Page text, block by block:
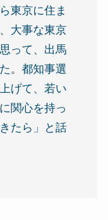
東京に住ま
大事な東京
って、出馬
。都知事選
げて、若い
関心を持っ
たら」と話